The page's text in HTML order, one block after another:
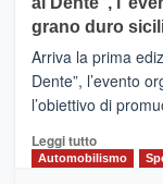
messaggi
di
DI
SICILIA
(Ct)
–
Il
Borgo
Gusto,
il
grano duro
Arriva la prima
Dente”, l’evento
l’obiettivo di
Leggi tuttoLeggi
di
Automobilismo